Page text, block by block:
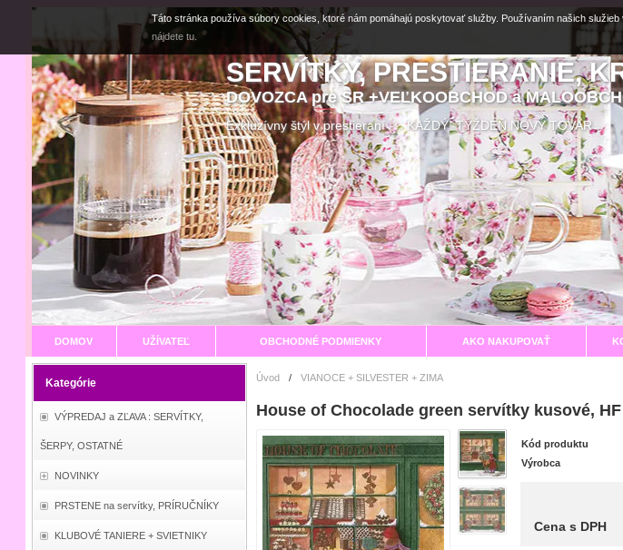
SERVÍTKY, PRESTIERANIE,
DOVOZCA pre SR +VEĽKOOBCHOD a
Exkluzívny štýl v prestieraní KAŽDÝ TÝŽDEŇ NOVÝ TOVAR
DOMOV UŽÍVATEĽ OBCHODNÉ PODMIENKY AKO NAKUPOVAŤ
Kategórie
VÝPREDAJ a ZĽAVA : SERVÍTKY,
ŠERPY, OSTATNÉ
NOVINKY
PRSTENE na servítky, PRÍRUČNÍKY
KLUBOVÉ TANIERE + SVIETNIKY
Úvod / VIANOCE + SILVESTER + ZIMA
House of Chocolade green servítky kusové, HF
Kód produktu
Výrobca
Cena s DPH
Táto stránka používa súbory cookies, ktoré nám pomáhajú poskytovať služby. Používaním našich
nájdete tu.